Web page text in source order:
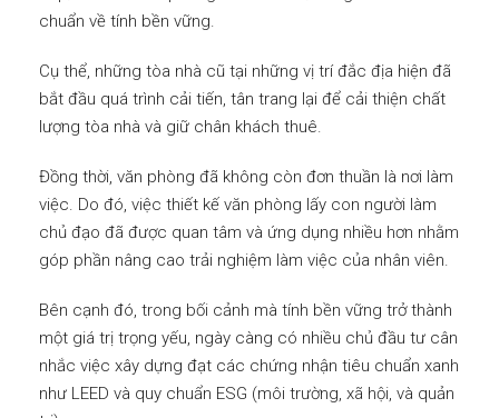
chuẩn về tính bền vững.
Cụ thể, những tòa nhà cũ tại những vị trí đắc địa hiện đã
bắt đầu quá trình cải tiến, tân trang lại để cải thiện chất
lượng tòa nhà và giữ chân khách thuê.
Đồng thời, văn phòng đã không còn đơn thuần là nơi làm
việc. Do đó, việc thiết kế văn phòng lấy con người làm
chủ đạo đã được quan tâm và ứng dụng nhiều hơn nhằm
góp phần nâng cao trải nghiệm làm việc của nhân viên.
Bên cạnh đó, trong bối cảnh mà tính bền vững trở thành
một giá trị trọng yếu, ngày càng có nhiều chủ đầu tư cân
nhắc việc xây dựng đạt các chứng nhận tiêu chuẩn xanh
như LEED và quy chuẩn ESG (môi trường, xã hội, và quản